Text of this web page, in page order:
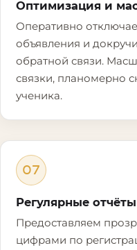
Оптимизация и
Оперативно
объявления и
обратной связи.
связки, планомерно
ученика.
07
Регулярные отчёты
Предоставляем
цифрами по